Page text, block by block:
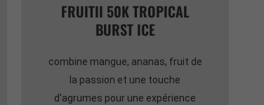
FRUITII 50K TROPICAL
BURST ICE
combine mangue, ananas, fruit de
la passion et une touche
d'agrumes pour une expérience